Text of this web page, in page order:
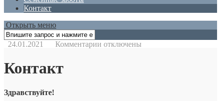
Контакт
Открыть меню
24.01.2021 Комментарии котключены
Контакт
Здравствуйте!